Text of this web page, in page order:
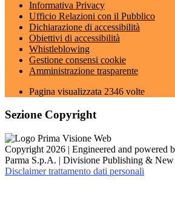
Informativa Privacy
Ufficio Relazioni con il Pubblico
Dichiarazione di accessibilità
Obiettivi di accessibilità
Whistleblowing
Gestione consensi cookie
Amministrazione trasparente
Pagina visualizzata 2346 volte
Sezione Copyright
Copyright 2026 | Engineered and powered
Parma S.p.A. | Divisione Publishing &
Disclaimer trattamento dati personali